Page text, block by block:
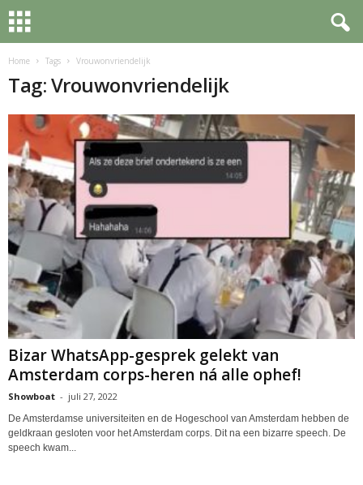
Home Tags Vrouwonvriendelijk
Tag: Vrouwonvriendelijk
Bizar WhatsApp-gesprek gelekt van
Amsterdam corps-heren ná alle ophef!
Showboat - juli 27, 2022
De Amsterdamse universiteiten en de Hogeschool van Amsterdam hebben de
geldkraan gesloten voor het Amsterdam corps. Dit na een bizarre speech. De
speech kwam...